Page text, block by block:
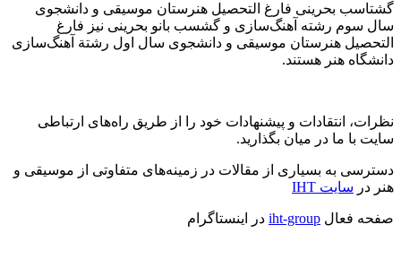
گشتاسب بحرینی فارغ التحصیل هنرستان موسیقی و دانشجوی
سال سوم رشته آهنگ‌سازی و گشسب بانو بحرینی نیز فارغ
التحصیل هنرستان موسیقی و دانشجوی سال اول رشتة آهنگ‌سازی
دانشگاه هنر هستند.
نظرات، انتقادات و پیشنهادات خود را از طریق راه‌های ارتباطی
سایت با ما در میان بگذارید.
دسترسی به بسیاری از مقالات در زمینه‌های متفاوتی از موسیقی و
هنر در سایت IHT
صفحه فعال iht-group در اینستاگرام